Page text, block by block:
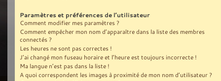
Paramètres et préférences de l’utilisateur
Comment modifier mes paramètres ?
Comment empêcher mon nom d’apparaître dans la liste des membres
connectés ?
Les heures ne sont pas correctes !
J’ai changé mon fuseau horaire et l’heure est toujours incorrecte !
Ma langue n’est pas dans la liste !
A quoi correspondent les images à proximité de mon nom d’utilisateur ?